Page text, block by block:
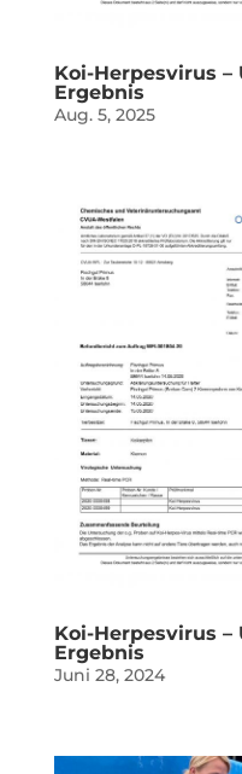
Koi-Herpesvirus
Ergebnis
Aug. 5, 2025
Koi-Herpesvirus
Ergebnis
Juni 28, 2024